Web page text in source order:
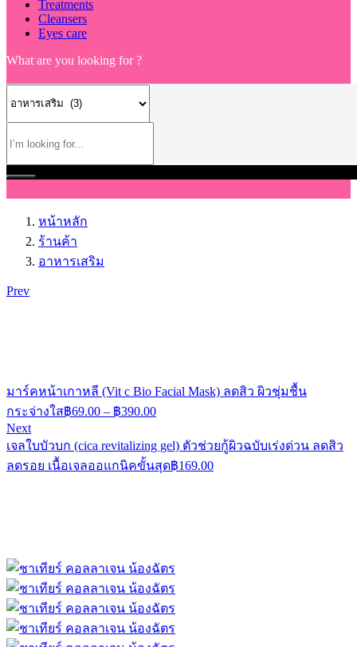
Treatments
Cleansers
Eyes care
What are you looking for ?
หน้าหลัก
ร้านค้า
อาหารเสริม
Prev
มาร์คหน้าเกาหลี (Vit c Bio Facial Mask) ลดสิว ผิวชุ่มชื้น
กระจ่างใส฿69.00 – ฿390.00
Next
เจลใบบัวบก (cica revitalizing gel) ตัวช่วยกู้ผิวฉบับเร่งด่วน ลดสิว
ลดรอย เนื้อเจลออแกนิคขั้นสุด฿169.00